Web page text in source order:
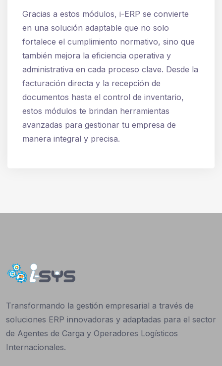
Gracias a estos módulos, i-ERP se convierte
en una solución adaptable que no solo
fortalece el cumplimiento normativo, sino que
también mejora la eficiencia operativa y
administrativa en cada proceso clave. Desde la
facturación directa y la recepción de
documentos hasta el control de inventario,
estos módulos te brindan herramientas
avanzadas para gestionar tu empresa de
manera integral y precisa.
Transformando la gestión empresarial a través de
soluciones ERP innovadoras y adaptadas para el sector
de Agentes de Carga y Operadores Logísticos
Internacionales.